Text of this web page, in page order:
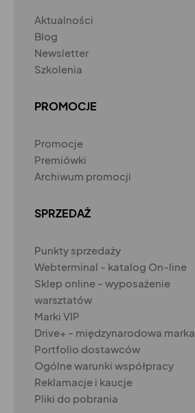
Aktualności
Blog
Newsletter
Szkolenia
PROMOCJE
Promocje
Premiówki
Archiwum promocji
SPRZEDAŻ
Punkty sprzedaży
Webterminal - katalog On-line
Sklep online - wyposażenie
warsztatów
Marki VIP
Drive+ - międzynarodowa marka
Portfolio dostawców
Ogólne warunki współpracy
Reklamacje i kaucje
Pliki do pobrania